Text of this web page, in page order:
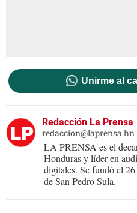
Unirme al
Redacción La Prensa
redaccion@laprensa.hn
LA PRENSA es el
Honduras y líder en
digitales. Se fundó el
de San Pedro Sula.